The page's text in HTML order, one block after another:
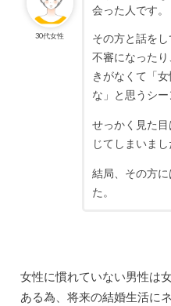
30代女性
会った人です。
その方と話を
不審になった
きがなくて「
な」と思うシー
せっかく見た
じてしまいまし
結局、その方
た。
女性に慣れていない男性は
ある為、将来の結婚生活に